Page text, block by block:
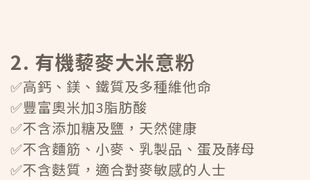
2. 有機藜麥大米意粉
✅高鈣、鎂、鐵質及多種維他命
✅豐富奧米加3脂肪酸
✅不含添加糖及鹽，天然健康
✅不含麵筋、小麥、乳製品、蛋及酵母
✅不含麩質，適合對麥敏感的人士